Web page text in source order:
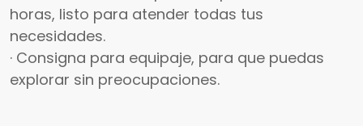
horas, listo para atender todas tus
necesidades.
· Consigna para equipaje, para que puedas
explorar sin preocupaciones.